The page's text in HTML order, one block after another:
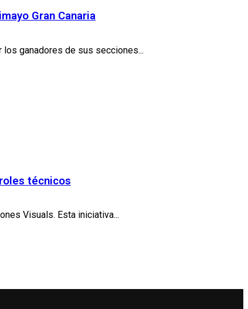
Gran Canaria
los ganadores de sus secciones...
técnicos
Visuals. Esta iniciativa...